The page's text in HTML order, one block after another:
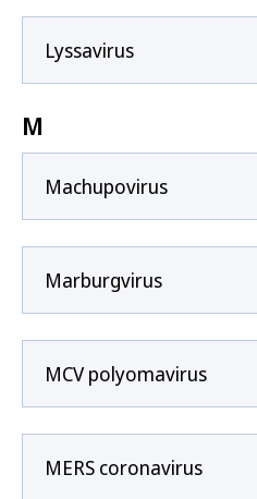
Lyssavirus
M
Machupovirus
Marburgvirus
MCV polyomavirus
MERS coronavirus